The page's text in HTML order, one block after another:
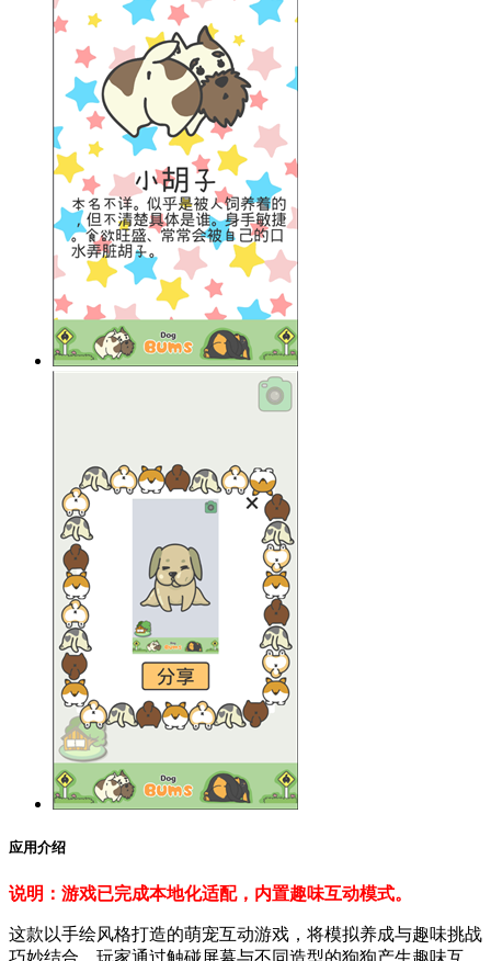
应用介绍
说明：游戏已完成本地化适配，内置趣味互动模式。
这款以手绘风格打造的萌宠互动游戏，将模拟养成与趣味挑战
巧妙结合。玩家通过触碰屏幕与不同造型的狗狗产生趣味互